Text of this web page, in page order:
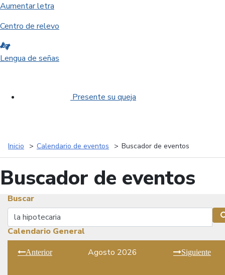
Aumentar letra
Centro de relevo
Lengua de señas
Presente su queja
Inicio Calendario de eventos Buscador de eventos
Buscador de eventos
Buscar
Buscar
Calendario General
Anterior Agosto 2026 Siguiente